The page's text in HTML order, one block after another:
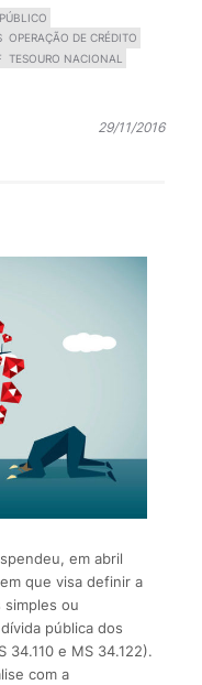
OPERAÇÃO DE CRÉDITO
TESOURO NACIONAL
29/11/2016
em abril
que visa definir a
simples ou
pública dos
34.110 e MS 34.122).
com a